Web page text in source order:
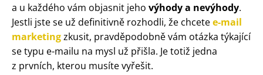
a u každého vám objasnit jeho výhody a nevýhody.
Jestli jste se už definitivně rozhodli, že chcetee-mail
marketingzkusit, pravděpodobně vám otázka týkající
se typu e-mailu na mysl už přišla. Je totiž jedna
z prvních, kterou musíte vyřešit.